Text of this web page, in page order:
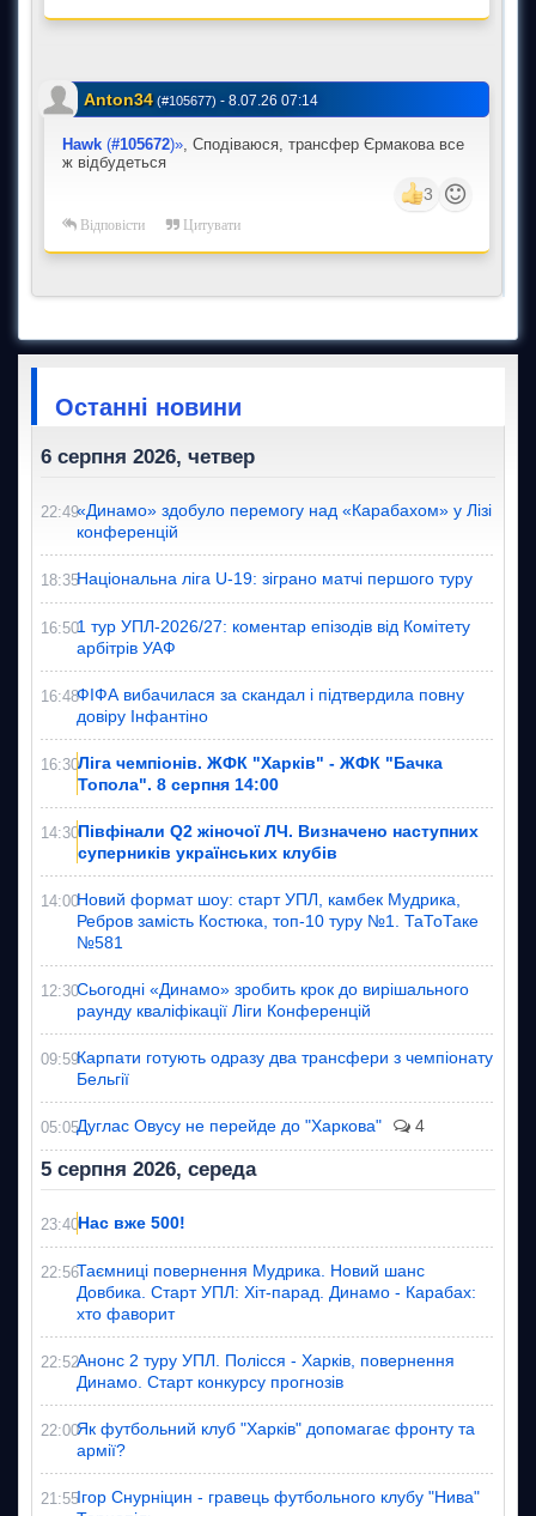
Anton34 (#105677) - 8.07.26 07:14
Hawk (#105672)» , Сподіваюся, трансфер Єрмакова все
ж відбудеться
3
Відповісти Цитувати
Останні новини
6 серпня 2026, четвер
22:49«Динамо» здобуло перемогу над «Карабахом» у Лізі
конференцій
18:35Національна ліга U-19: зіграно матчі першого туру
16:501 тур УПЛ-2026/27: коментар епізодів від Комітету
арбітрів УАФ
16:48ФІФА вибачилася за скандал і підтвердила повну
довіру Інфантіно
16:30Ліга чемпіонів. ЖФК "Харків" - ЖФК "Бачка
Топола". 8 серпня 14:00
14:30Півфінали Q2 жіночої ЛЧ. Визначено наступних
суперників українських клубів
14:00Новий формат шоу: старт УПЛ, камбек Мудрика,
Ребров замість Костюка, топ-10 туру №1. ТаТоТаке
№581
12:30Сьогодні «Динамо» зробить крок до вирішального
раунду кваліфікації Ліги Конференцій
09:59Карпати готують одразу два трансфери з чемпіонату
Бельгії
05:05Дуглас Овусу не перейде до "Харкова" 4
5 серпня 2026, середа
23:40Нас вже 500!
22:56Таємниці повернення Мудрика. Новий шанс
Довбика. Старт УПЛ: Хіт-парад. Динамо - Карабах:
хто фаворит
22:52Анонс 2 туру УПЛ. Полісся - Харків, повернення
Динамо. Старт конкурсу прогнозів
22:00Як футбольний клуб "Харків" допомагає фронту та
армії?
21:55Ігор Снурніцин - гравець футбольного клубу "Нива"